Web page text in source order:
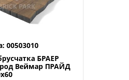
00503010
БРАЕР
Веймар ПРАЙД